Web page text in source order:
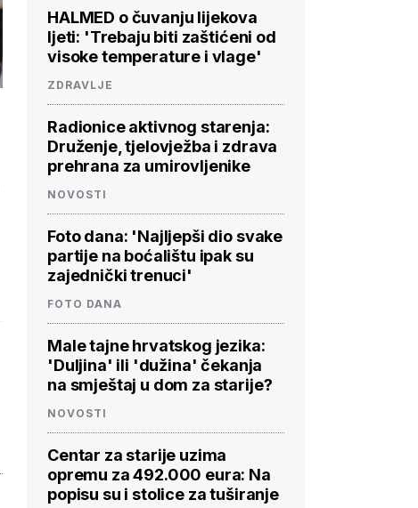
HALMED o čuvanju lijekova
ljeti: 'Trebaju biti zaštićeni od
visoke temperature i vlage'
ZDRAVLJE
Radionice aktivnog starenja:
Druženje, tjelovježba i zdrava
prehrana za umirovljenike
NOVOSTI
Foto dana: 'Najljepši dio svake
partije na boćalištu ipak su
zajednički trenuci'
FOTO DANA
Male tajne hrvatskog jezika:
'Duljina' ili 'dužina' čekanja
na smještaj u dom za starije?
NOVOSTI
Centar za starije uzima
opremu za 492.000 eura: Na
popisu su i stolice za tuširanje